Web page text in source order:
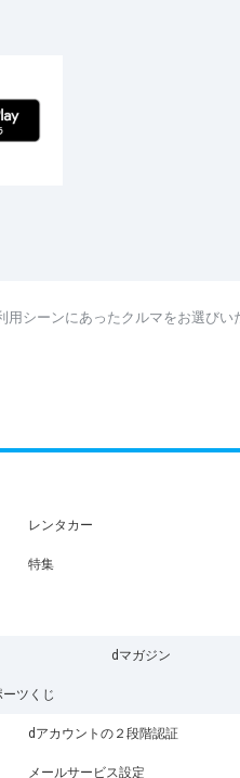
シーンにあったクルマをお選び
レンタカー
特集
dマガジン
ーツくじ
dアカウントの２段階認証
メールサービス設定